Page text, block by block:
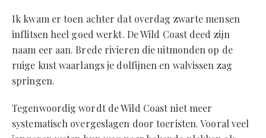
Ik kwam er toen achter dat overdag zwarte mensen
inflitsen heel goed werkt. De Wild Coast deed zijn
naam eer aan. Brede rivieren die uitmonden op de
ruige kust waarlangs je dolfijnen en walvissen zag
springen.
Tegenwoordig wordt de Wild Coast niet meer
systematisch overgeslagen door toeristen. Vooral veel